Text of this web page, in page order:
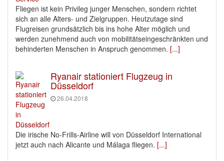
Fliegen ist kein Privileg junger Menschen, sondern richtet
sich an alle Alters- und Zielgruppen. Heutzutage sind
Flugreisen grundsätzlich bis ins hohe Alter möglich und
werden zunehmend auch von mobilitätseingeschränkten und
behinderten Menschen in Anspruch genommen. [...]
Ryanair stationiert Flugzeug in
Düsseldorf
26.04.2018
Die irische No-Frills-Airline will von Düsseldorf International
jetzt auch nach Alicante und Málaga fliegen. [...]